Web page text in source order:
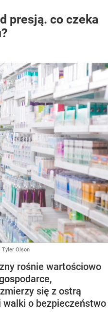
presją. co czeka
Tyler Olson
rośnie wartościowo
się z ostrą
o bezpieczeństwo